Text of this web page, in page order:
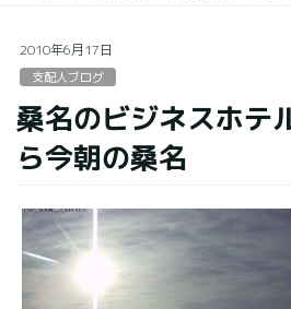
2010年6月17日
支配人ブログ
桑名のビジネスホ
ら今朝の桑名